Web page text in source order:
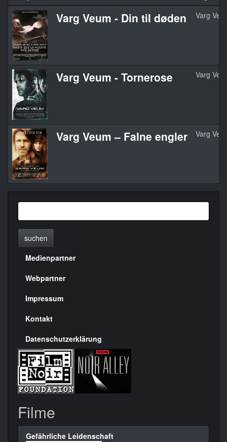
Varg Veum - Din til døden Varg
Varg Veum - Tornerose Varg
Varg Veum – Falne engler Varg
suchen
Menülinks
rechte
Seite
Medienpartner
Webpartner
Impressum
Kontakt
Datenschutzerklärung
Filme
Gefährliche Leidenschaft